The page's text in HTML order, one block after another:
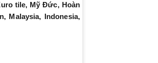
tile, Mỹ Đức, Hoàn
Malaysia, Indonesia,